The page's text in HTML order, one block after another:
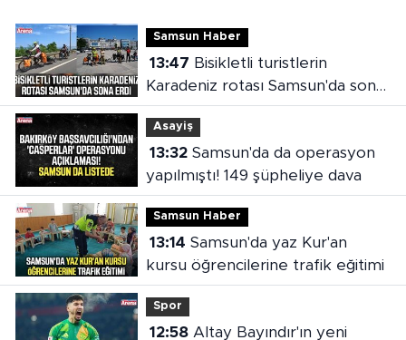
Samsun Haber
13:47
Karadeniz rotası Samsun'da sona
erdi
Asayiş
13:32Samsun'da da operasyon
yapılmıştı! 149 şüpheliye dava
Samsun Haber
13:14
kursu öğrencilerine trafik eğitimi
Spor
12:58Altay Bayındır'ın yeni